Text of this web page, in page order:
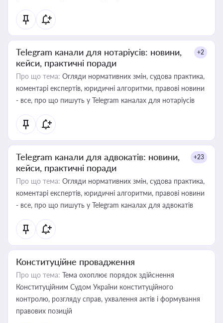
Telegram канали для нотаріусів: новини,
кейси, практичні поради
+2
Про що тема: Огляди нормативних змін, судова практика,
коментарі експертів, юридичні алгоритми, правові новини
- все, про що пишуть у Telegram каналах для нотаріусів
Telegram канали для адвокатів: новини,
кейси, практичні поради
+23
Про що тема: Огляди нормативних змін, судова практика,
коментарі експертів, юридичні алгоритми, правові новини
- все, про що пишуть у Telegram каналах для адвокатів
Конституційне провадження
Про що тема: Тема охоплює порядок здійснення
Конституційним Судом України конституційного
контролю, розгляду справ, ухвалення актів і формування
правових позицій